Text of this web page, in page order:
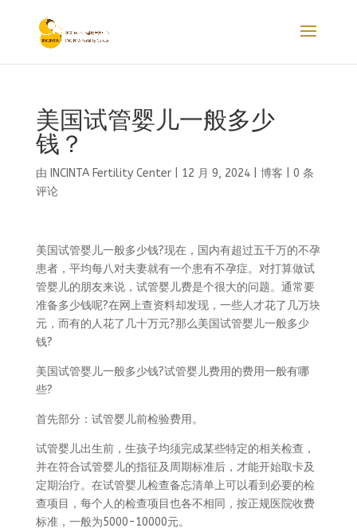
美国试管婴儿一般多少
钱？
由 INCINTA Fertility Center| 12 月 9, 2024| 博客
0 条
评论
美国试管婴儿一般多少钱?现在，国内有超过五千万的不孕
患者，平均每八对夫妻就有一个患有不孕症。对打算做试
管婴儿的朋友来说，试管婴儿费是个很大的问题。通常要
准备多少钱呢?在网上查资料却发现，一些人才花了几万块
元，而有的人花了几十万元?那么美国试管婴儿一般多少
钱?
美国试管婴儿一般多少钱?试管婴儿费用的费用一般有哪
些?
首先部分：试管婴儿前检验费用。
试管婴儿出生前，生孩子均须完成某些特定的相关检查，
并在符合试管婴儿的指征及周期标准后，才能开始取卡及
定期治疗。在试管婴儿检查备忘清单上可以看到必要的检
查项目，每个人的检查项目也各不相同，按正规医院收费
标准，一般为5000-10000元。